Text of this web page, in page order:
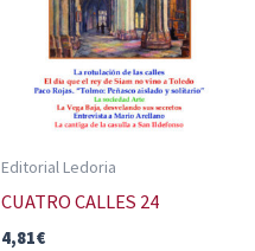
Editorial Ledoria
CUATRO CALLES 24
4,81€